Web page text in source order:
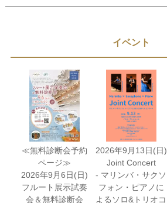
イベント
≪無料診断会予約
ページ≫
2026年9月6日(日)
フルート展示試奏
会＆無料診断会
2026年9月13日(日)
Joint Concert
- マリンバ・サクソ
フォン・ピアノに
よるソロ&トリオコ